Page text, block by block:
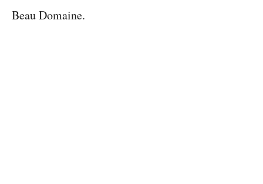
Beau Domaine.